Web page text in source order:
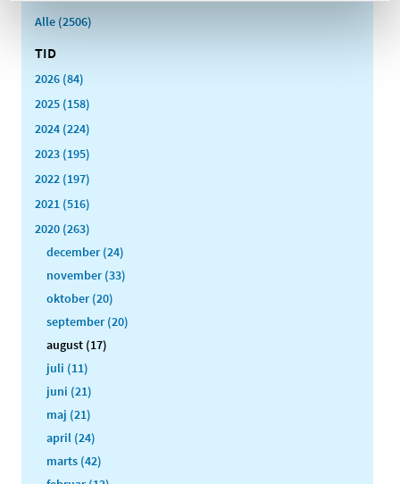
Alle (2506)
TID
2026 (84)
2025 (158)
2024 (224)
2023 (195)
2022 (197)
2021 (516)
2020 (263)
december (24)
november (33)
oktober (20)
september (20)
august (17)
juli (11)
juni (21)
maj (21)
april (24)
marts (42)